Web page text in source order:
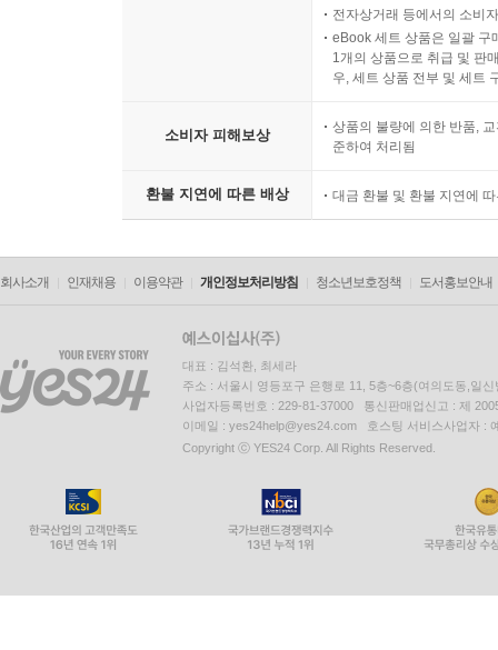
전자상거래 등에서의 소비
eBook 세트 상품은 일괄 구
1개의 상품으로 취급 및 판
우, 세트 상품 전부 및 세트
소비자 피해보상
상품의 불량에 의한 반품,
준하여 처리됨
환불 지연에 따른 배상 대금 환불 및 환불 지연에
회사소개 인재채용 이용약관 개인정보처리방침 청소년보호정책 도서홍보안내
대표 : 김석환, 최세라
주소 : 서울시 영등포구 은행로 11, 5층~6층(여의도동,일신
사업자등록번호 : 229-81-37000 통신판매업신고 : 제
이메일 : yes24help@yes24.com 호스팅 서비스사업자 :
Copyright ⓒ YES24 Corp. All Rights Reserved.